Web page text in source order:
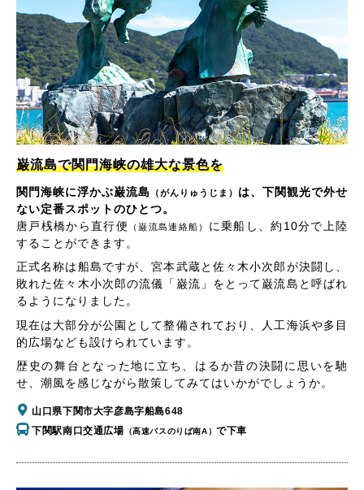
巌流島で関門海峡の雄大な景色を
関門海峡に浮かぶ巌流島 （がんりゅうじま） は、下関観光で外せ
ない定番スポットのひとつ。
唐戸桟橋から直行便
（巌流島連絡船）
に乗船し、約10分で上陸
することができます。
正式名称は船島ですが、宮本武蔵と佐々木小次郎が決闘し、
敗れた佐々木小次郎の流儀「巌流」をとって巌流島と呼ばれ
るようになりました。
現在は大部分が公園として整備されており、人工海浜や多目
的広場なども設けられています。
歴史の舞台となった地に立ち、はるか昔の決闘に思いを馳
せ、潮風を感じながら散策してみてはいかがでしょうか。
山口県下関市大字彦島字船島648
下関駅南口交通広場 （高速バスのりば南A）で下車